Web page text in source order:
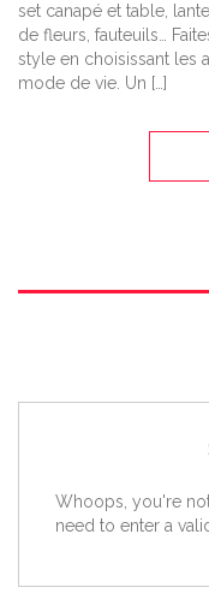
set canapé et table,
de fleurs, fauteuils…
style en choisissant les
mode de vie. Un […]
Whoops, you're
need to enter a